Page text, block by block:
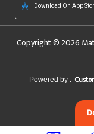
Download On App
Copyright © 2026
Powered by :